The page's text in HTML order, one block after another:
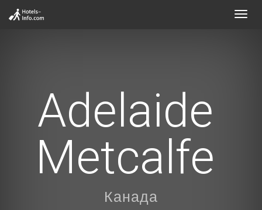
Adelaide
Metcalfe
Канада